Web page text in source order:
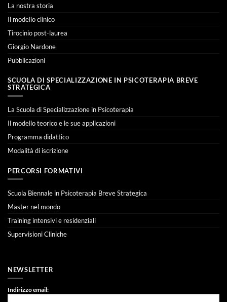
La nostra storia
Il modello clinico
Tirocinio post-laurea
Giorgio Nardone
Pubblicazioni
SCUOLA DI SPECIALIZZAZIONE IN PSICOTERAPIA BREVE
STRATEGICA
La Scuola di Specializzazione in Psicoterapia
Il modello teorico e le sue applicazioni
Programma didattico
Modalità di iscrizione
PERCORSI FORMATIVI
Scuola Biennale in Psicoterapia Breve Strategica
Master nel mondo
Training intensivi e residenziali
Supervisioni Cliniche
NEWSLETTER
Indirizzo email: